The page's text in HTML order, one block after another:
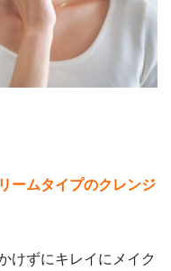
ームタイプのクレンジ
けずにキレイにメイク